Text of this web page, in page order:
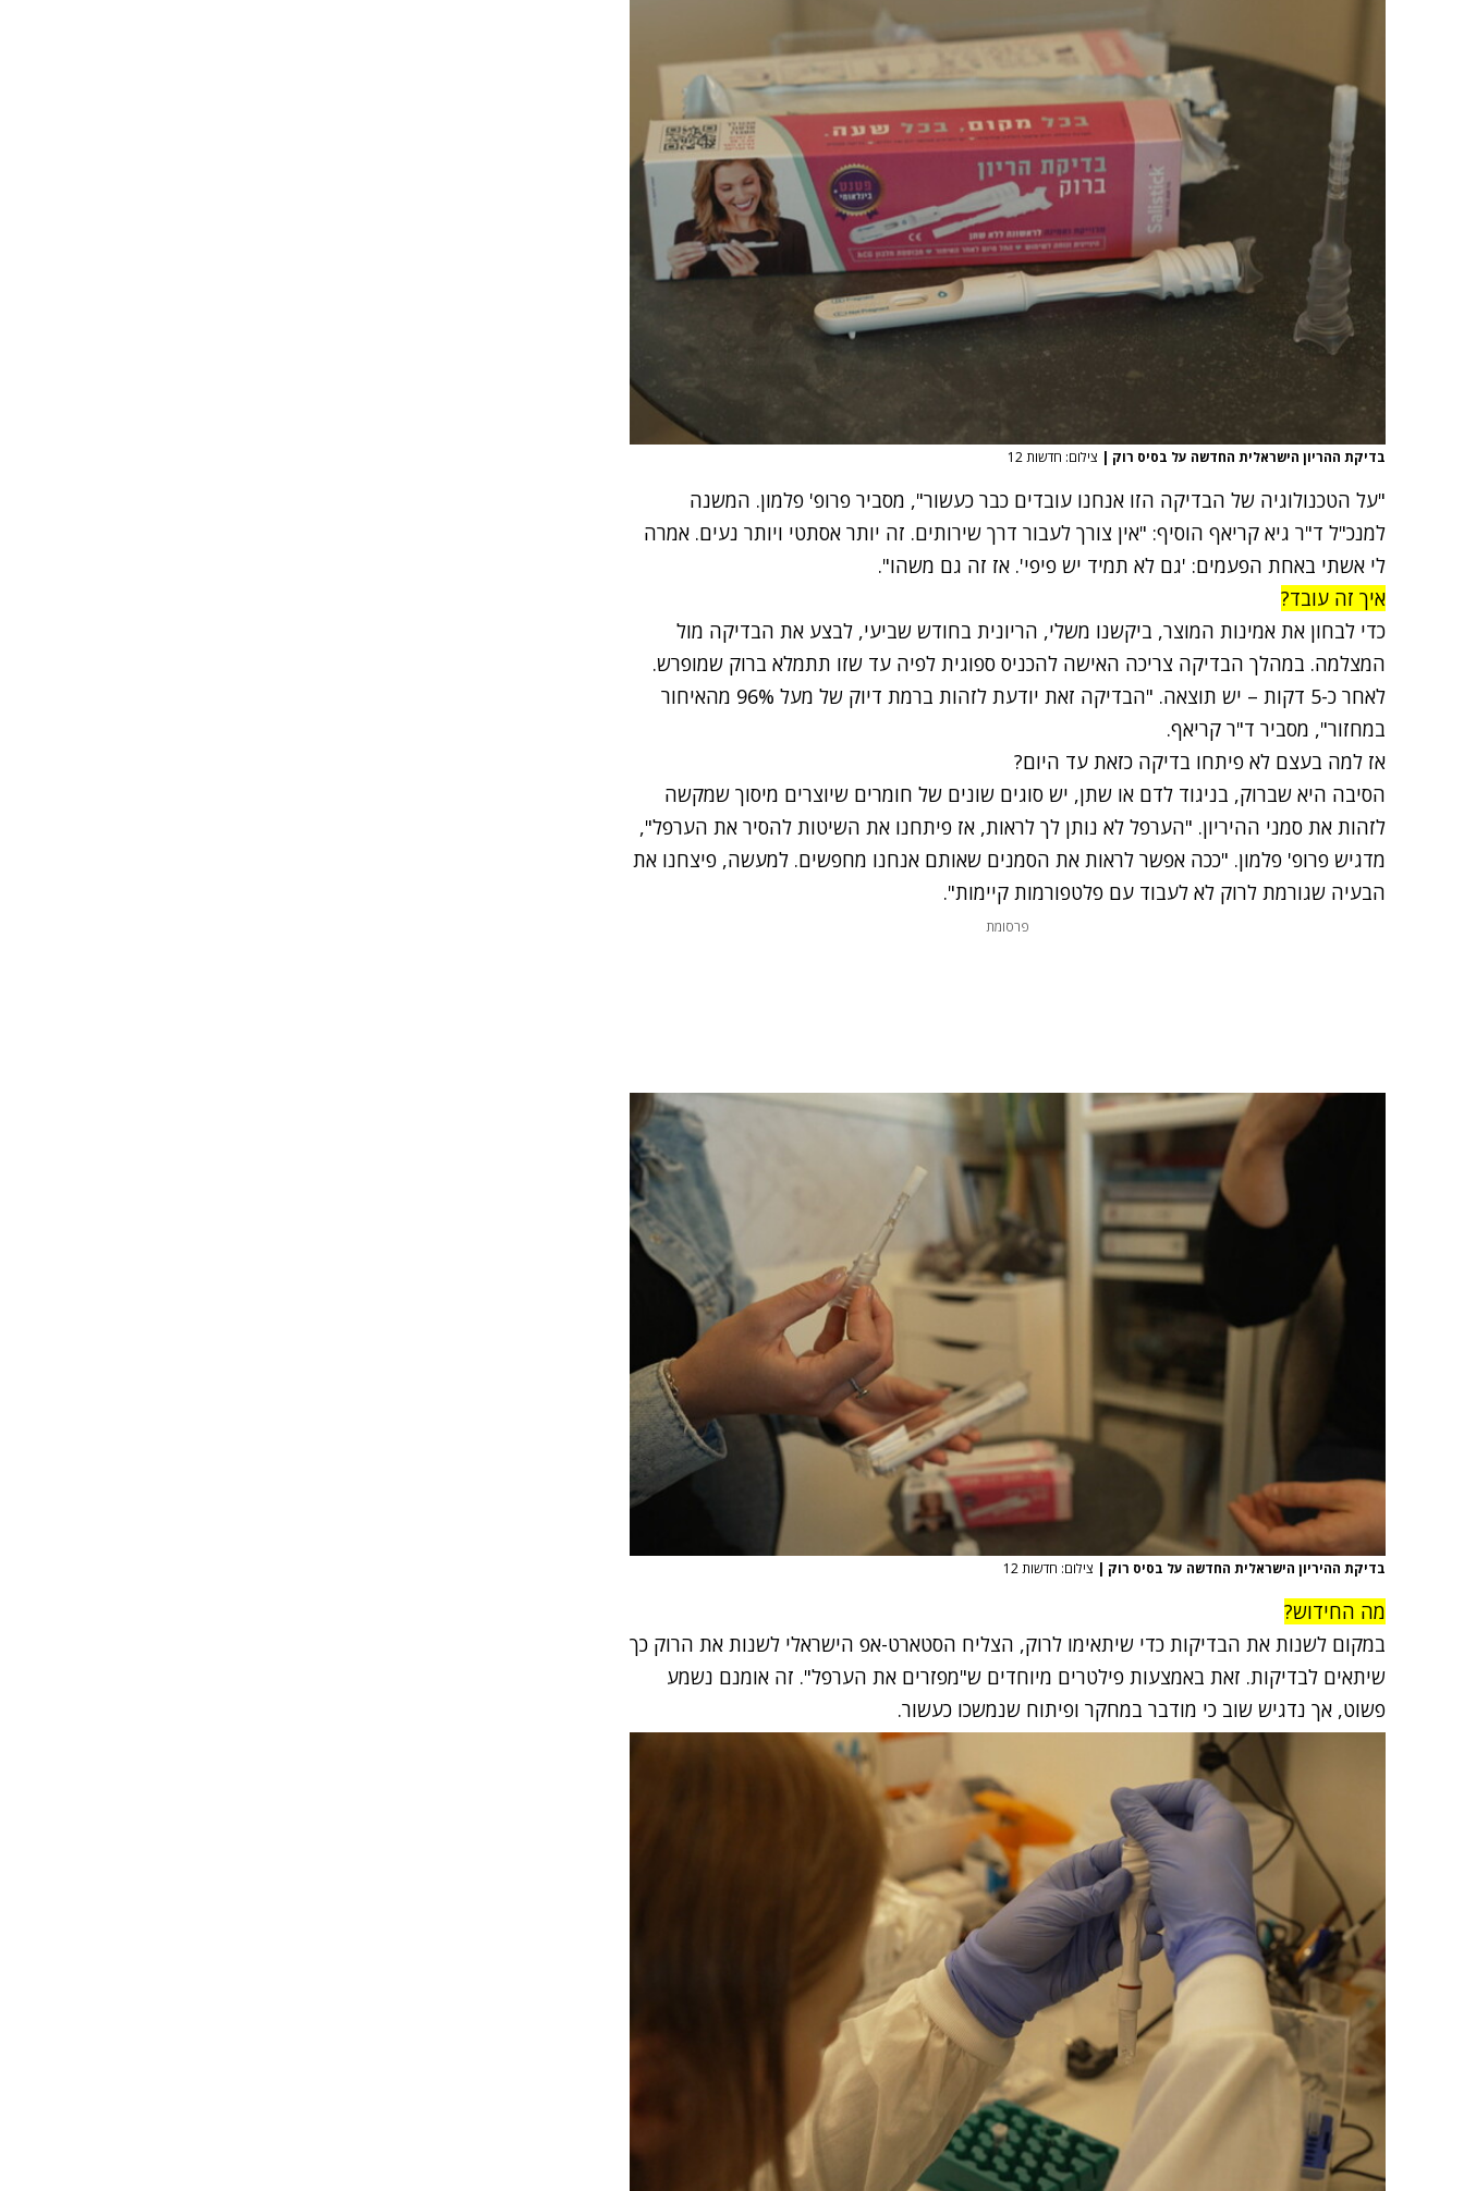
בדיקת ההריון הישראלית החדשה על בסיס רוק | צילום: חדשות 12
"על הטכנולוגיה של הבדיקה הזו אנחנו עובדים כבר כעשור", מסביר פרופ' פלמון. המשנה
למנכ"ל ד"ר גיא קריאף הוסיף: "אין צורך לעבור דרך שירותים. זה יותר אסתטי ויותר נעים. אמרה
לי אשתי באחת הפעמים: 'גם לא תמיד יש פיפי'. אז זה גם משהו".
איך זה עובד?
כדי לבחון את אמינות המוצר, ביקשנו משלי, הריונית בחודש שביעי, לבצע את הבדיקה מול
המצלמה. במהלך הבדיקה צריכה האישה להכניס ספוגית לפיה עד שזו תתמלא ברוק שמופרש.
לאחר כ-5 דקות – יש תוצאה. "הבדיקה זאת יודעת לזהות ברמת דיוק של מעל 96% מהאיחור
במחזור", מסביר ד"ר קריאף.
אז למה בעצם לא פיתחו בדיקה כזאת עד היום?
הסיבה היא שברוק, בניגוד לדם או שתן, יש סוגים שונים של חומרים שיוצרים מיסוך שמקשה
לזהות את סמני ההיריון. "הערפל לא נותן לך לראות, אז פיתחנו את השיטות להסיר את הערפל",
מדגיש פרופ' פלמון. "ככה אפשר לראות את הסמנים שאותם אנחנו מחפשים. למעשה, פיצחנו את
הבעיה שגורמת לרוק לא לעבוד עם פלטפורמות קיימות".
פרסומת
בדיקת ההיריון הישראלית החדשה על בסיס רוק | צילום: חדשות 12
מה החידוש?
במקום לשנות את הבדיקות כדי שיתאימו לרוק, הצליח הסטארט-אפ הישראלי לשנות את הרוק כך
שיתאים לבדיקות. זאת באמצעות פילטרים מיוחדים ש"מפזרים את הערפל". זה אומנם נשמע
פשוט, אך נדגיש שוב כי מודבר במחקר ופיתוח שנמשכו כעשור.